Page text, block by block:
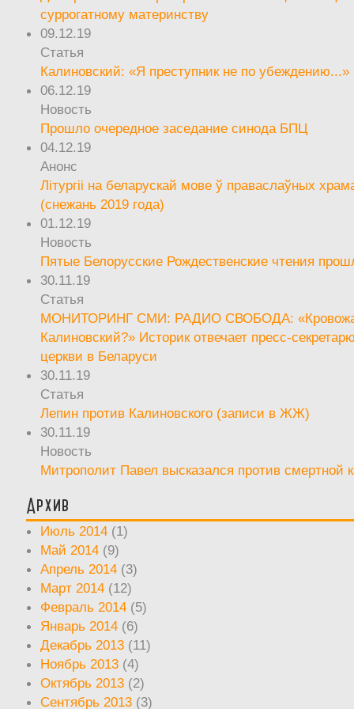
суррогатному материнству
09.12.19
Статья
Калиновский: «Я преступник не по убеждению...»
06.12.19
Новость
Прошло очередное заседание синода БПЦ
04.12.19
Анонс
Літургіі на беларускай мове ў праваслаўных
(снежань 2019 года)
01.12.19
Новость
Пятые Белорусские Рождественские чтения
30.11.19
Статья
МОНИТОРИНГ СМИ: РАДИО СВОБОДА:
Калиновский?» Историк отвечает пресс-
церкви в Беларуси
30.11.19
Статья
Лепин против Калиновского (записи в ЖЖ)
30.11.19
Новость
Митрополит Павел высказался против смертной
Архив
Июль 2014 (1)
Май 2014 (9)
Апрель 2014 (3)
Март 2014 (12)
Февраль 2014 (5)
Январь 2014 (6)
Декабрь 2013 (11)
Ноябрь 2013 (4)
Октябрь 2013 (2)
Сентябрь 2013 (3)